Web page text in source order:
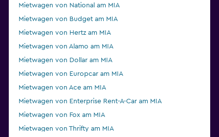
Mietwagen von National am MIA
Mietwagen von Budget am MIA
Mietwagen von Hertz am MIA
Mietwagen von Alamo am MIA
Mietwagen von Dollar am MIA
Mietwagen von Europcar am MIA
Mietwagen von Ace am MIA
Mietwagen von Enterprise Rent-A-Car am MIA
Mietwagen von Fox am MIA
Mietwagen von Thrifty am MIA